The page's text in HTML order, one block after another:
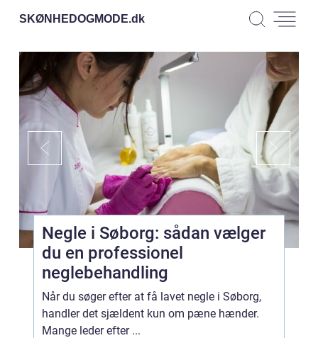
SKØNHEDOGMODE.dk
Negle i Søborg: sådan vælger
du en professionel
neglebehandling
Når du søger efter at få lavet negle i Søborg,
handler det sjældent kun om pæne hænder.
Mange leder efter ...